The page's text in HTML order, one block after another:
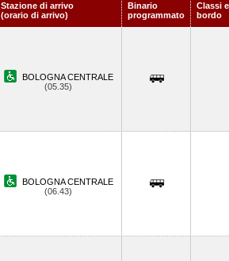
Stazione di arrivo
(orario di arrivo)
Binario
programmato
Classi
bordo
BOLOGNA CENTRALE
(05.35)
BOLOGNA CENTRALE
(06.43)